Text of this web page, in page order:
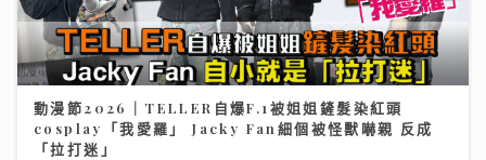
動漫節2026｜TELLER自爆F.1被姐姐鏟髮染紅頭
cosplay「我愛羅」 Jacky Fan細個被怪獸嚇親 反成
「拉打迷」